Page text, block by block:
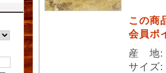
この商
会員ポ
産 地:
サイズ